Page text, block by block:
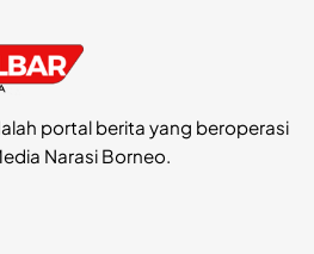
portal berita yang beroperasi
Narasi Borneo.